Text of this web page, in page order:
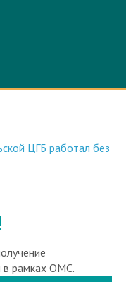
ЦГБ работал без
рамках ОМС.